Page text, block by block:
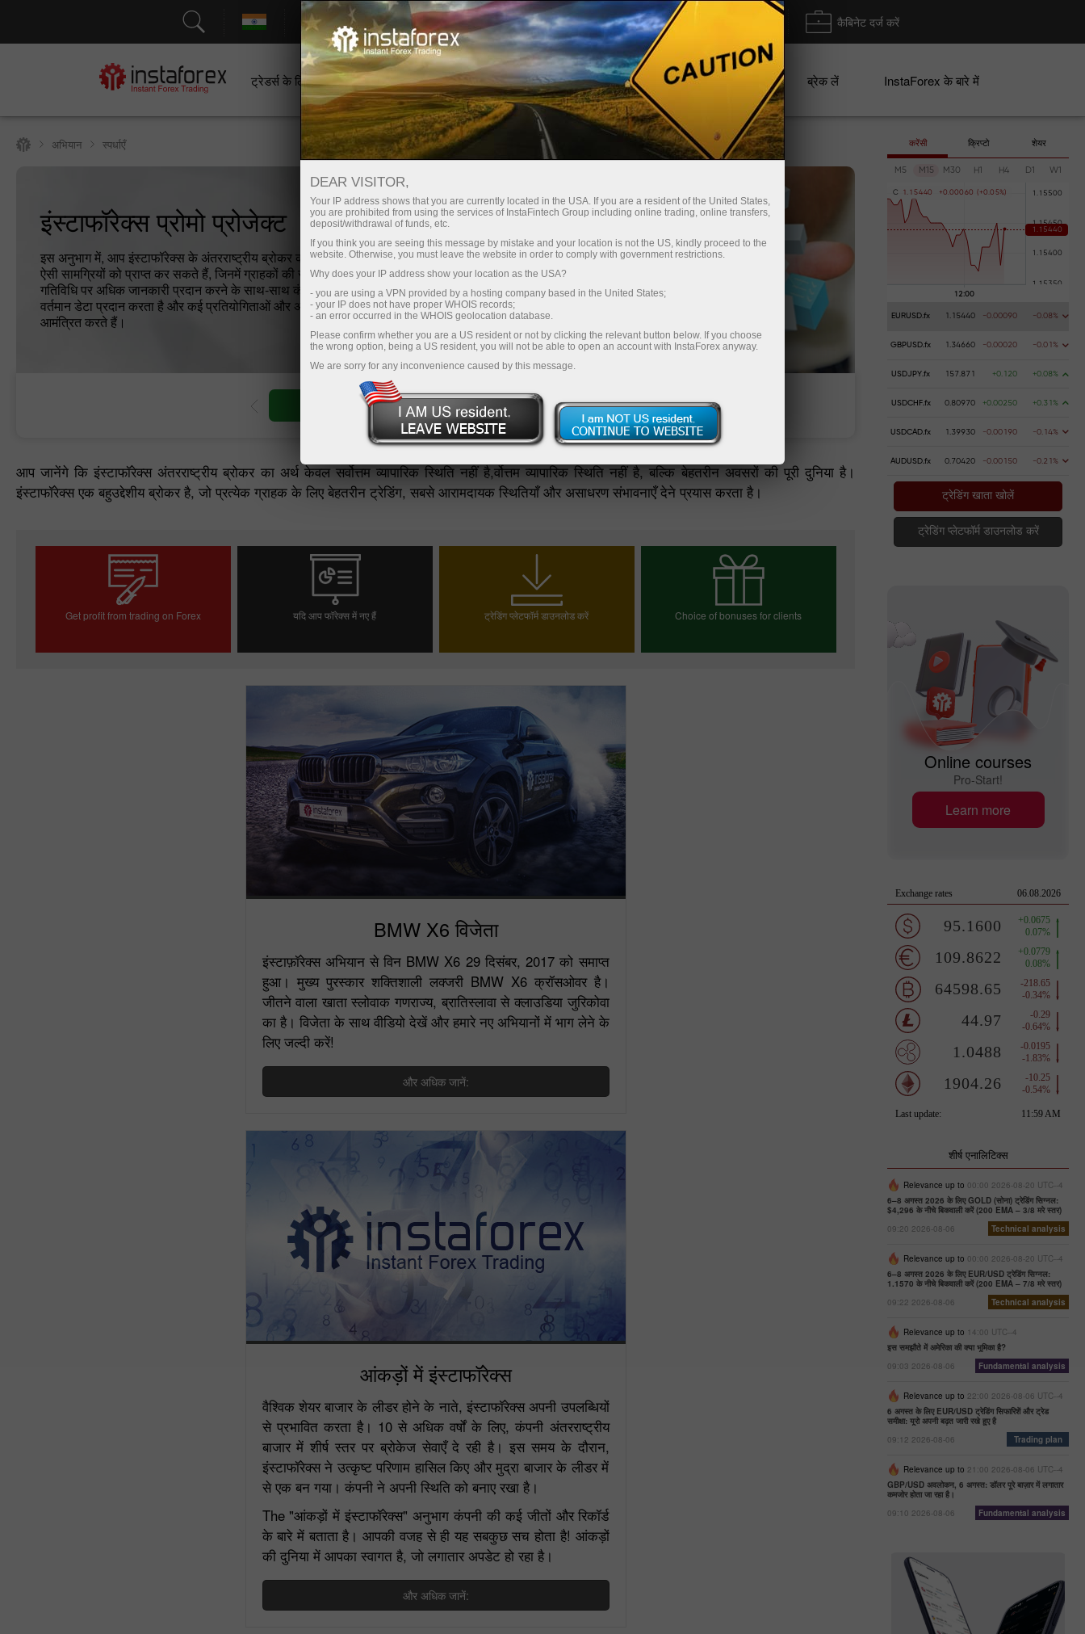
सहायता तुरंत खाता खोलना ट्रेडिंग प्लेटफॉर्म कैबिनेट दर्ज करें
ट्रेडर्स के लिए शुरुआती के लिए निवेशकों के लिए भागीदारों के लिए अभियान ब्रेक लें InstaForex के बारे में
अभियान स्पर्धाएँ
इंस्टाफॉरेक्स प्रोमो प्रोजेक्ट
इस अनुभाग में, आप इंस्टाफॉरेक्स के अंतरराष्ट्रीय ब्रोकर की प्रोमो संबंधी विभिन्न
ऐसी सामग्रियों को प्राप्त कर सकते हैं, जिनमें ग्राहकों की रूचि है और वे इंस्टाफॉरेक्स
गतिविधि पर अधिक जानकारी प्रदान करने के साथ-साथ कंपनी के प्रोजेक्ट का
वर्तमान डेटा प्रदान करता है और कई प्रतियोगिताओं और अभियानों में भाग लेने के लिए
आमंत्रित करते हैं।
ट्रेडिंग खाता खोलें डेमो खाता खोलें पैसे जमा
आप जानेंगे कि इंस्टाफॉरेक्स अंतरराष्ट्रीय ब्रोकर का अर्थ केवल सर्वोत्तम व्यापारिक स्थिति नहीं है,र्वोत्तम व्यापारिक स्थिति नहीं है, बल्कि बेहतरीन अवसरों की पूरी दुनिया है।
इंस्टाफॉरेक्स एक बहुउद्देशीय ब्रोकर है, जो प्रत्येक ग्राहक के लिए बेहतरीन ट्रेडिंग, सबसे आरामदायक स्थितियाँ और असाधरण संभावनाएँ देने प्रयास करता है।
Get profit from trading on Forex यदि आप फॉरेक्स में नए हैं ट्रेडिंग प्लेटफॉर्म डाउनलोड करें Choice of bonuses for clients
BMW X6 विजेता
इंस्टाफ़ॉरेक्स अभियान से विन BMW X6 29 दिसंबर, 2017 को समाप्त
हुआ। मुख्य पुरस्कार शक्तिशाली लक्जरी BMW X6 क्रॉसओवर है।
जीतने वाला खाता स्लोवाक गणराज्य, ब्रातिस्लावा से क्लाउडिया जुरिकोवा
का है। विजेता के साथ वीडियो देखें और हमारे नए अभियानों में भाग लेने के
लिए जल्दी करें!
और अधिक जानें:
आंकड़ों में इंस्टाफॉरेक्स
वैश्विक शेयर बाजार के लीडर होने के नाते, इंस्टाफॉरेक्स अपनी उपलब्धियों
से प्रभावित करता है। 10 से अधिक वर्षों के लिए, कंपनी अंतरराष्ट्रीय
बाजार में शीर्ष स्तर पर ब्रोकेज सेवाएँ दे रही है। इस समय के दौरान,
इंस्टाफॉरेक्स ने उत्कृष्ट परिणाम हासिल किए और मुद्रा बाजार के लीडर में
से एक बन गया। कंपनी ने अपनी स्थिति को बनाए रखा है।
The "आंकड़ों में इंस्टाफॉरेक्स" अनुभाग कंपनी की कई जीतों और रिकॉर्ड
के बारे में बताता है। आपकी वजह से ही यह सबकुछ सच होता है! आंकड़ों
की दुनिया में आपका स्वागत है, जो लगातार अपडेट हो रहा है।
और अधिक जानें:
करेंसी क्रिप्टो शेयर
M5 M15 M30 H1 H4 D1 W1
C 1 . 1 5440 +0 .000 60 (+0 .0 5%
EURUSD.fx 1.15440 -0.00090 -0.08%
GBPUSD.fx 1.34660 -0.00020 -0.01%
USDJPY.fx 157.871 +0.120 +0.08%
USDCHF.fx 0.80970 +0.00250 +0.31%
USDCAD.fx 1.39930 -0.00190 -0.14%
AUDUSD.fx 0.70420 -0.00150 -0.21%
ट्रेडिंग खाता खोलें
ट्रेडिंग प्लेटफॉर्म डाउनलोड करें
Online courses
Pro-Start!
Learn more
शीर्ष एनालिटिक्स
Relevance up to 00:00 2026-08-20 UTC--4
6–8 अगस्त 2026 के लिए GOLD (सोना) ट्रेडिंग सिग्नल:
$4,296 के नीचे बिकवाली करें (200 EMA – 3/8 मरे स्तर)
09:20 2026-08-06
Technical analysis
Relevance up to 00:00 2026-08-20 UTC--4
6–8 अगस्त 2026 के लिए EUR/USD ट्रेडिंग सिग्नल:
1.1570 के नीचे बिकवाली करें (200 EMA – 7/8 मरे स्तर)
09:22 2026-08-06
Technical analysis
Relevance up to 14:00 UTC--4
इस समझौते में अमेरिका की क्या भूमिका है?
09:03 2026-08-06
Fundamental analysis
Relevance up to 22:00 2026-08-06 UTC--4
6 अगस्त के लिए EUR/USD ट्रेडिंग सिफारिशें और ट्रेड
समीक्षा: यूरो अपनी बढ़त जारी रखे हुए है
09:12 2026-08-06
Trading plan
Relevance up to 21:00 2026-08-06 UTC--4
GBP/USD अवलोकन, 6 अगस्त: डॉलर पूरे बाज़ार में लगातार
कमजोर होता जा रहा है।
09:10 2026-08-06
Fundamental analysis
DEAR VISITOR,
Your IP address shows that you are currently located in the USA. If you are a resident of the United States,
you are prohibited from using the services of InstaFintech Group including online trading, online transfers,
deposit/withdrawal of funds, etc.
If you think you are seeing this message by mistake and your location is not the US, kindly proceed to the
website. Otherwise, you must leave the website in order to comply with government restrictions.
Why does your IP address show your location as the USA?
- you are using a VPN provided by a hosting company based in the United States;
- your IP does not have proper WHOIS records;
- an error occurred in the WHOIS geolocation database.
Please confirm whether you are a US resident or not by clicking the relevant button below. If you choose
the wrong option, being a US resident, you will not be able to open an account with InstaForex anyway.
We are sorry for any inconvenience caused by this message.